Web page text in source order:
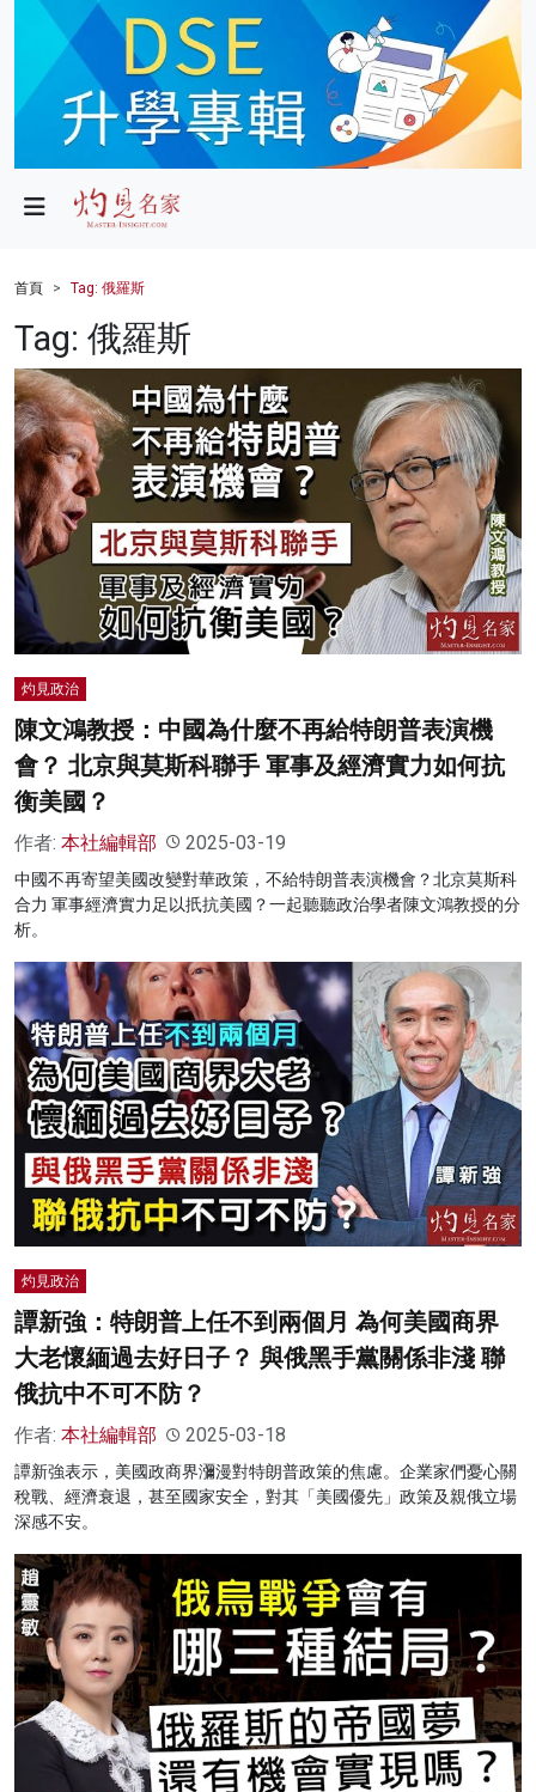
政局
財經
健康
商業
科技
影片
名家榜
灼見活動
首頁 Tag: 俄羅斯
Tag: 俄羅斯
灼見政治
陳文鴻教授：中國為什麼不再給特朗普表演機
會？ 北京與莫斯科聯手 軍事及經濟實力如何抗
衡美國？
作者: 本社編輯部 2025-03-19
中國不再寄望美國改變對華政策，不給特朗普表演機會？北京莫斯科
合力 軍事經濟實力足以扺抗美國？一起聽聽政治學者陳文鴻教授的分
析。
灼見政治
譚新強：特朗普上任不到兩個月 為何美國商界
大老懷緬過去好日子？ 與俄黑手黨關係非淺 聯
俄抗中不可不防？
作者: 本社編輯部 2025-03-18
譚新強表示，美國政商界瀰漫對特朗普政策的焦慮。企業家們憂心關
稅戰、經濟衰退，甚至國家安全，對其「美國優先」政策及親俄立場
深感不安。